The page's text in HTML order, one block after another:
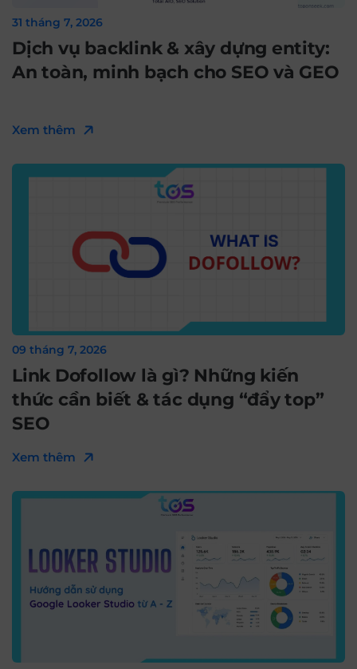
31 tháng 7, 2026
Dịch vụ backlink & xây dựng entity:
An toàn, minh bạch cho SEO và GEO
Xem thêm
09 tháng 7, 2026
Link Dofollow là gì? Những kiến
thức cần biết & tác dụng “đẩy top”
SEO
Xem thêm